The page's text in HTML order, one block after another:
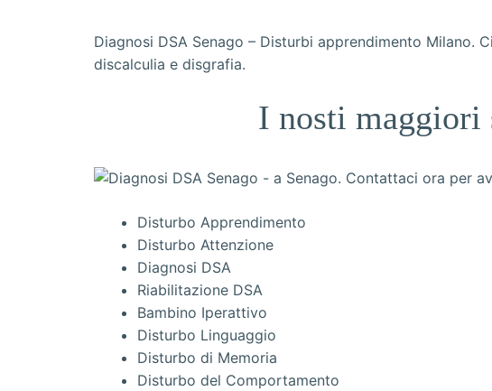
Diagnosi DSA Senago – Disturbi apprendimento Milano.
discalculia e disgrafia.
I nosti maggiori
Disturbo Apprendimento
Disturbo Attenzione
Diagnosi DSA
Riabilitazione DSA
Bambino Iperattivo
Disturbo Linguaggio
Disturbo di Memoria
Disturbo del Comportamento